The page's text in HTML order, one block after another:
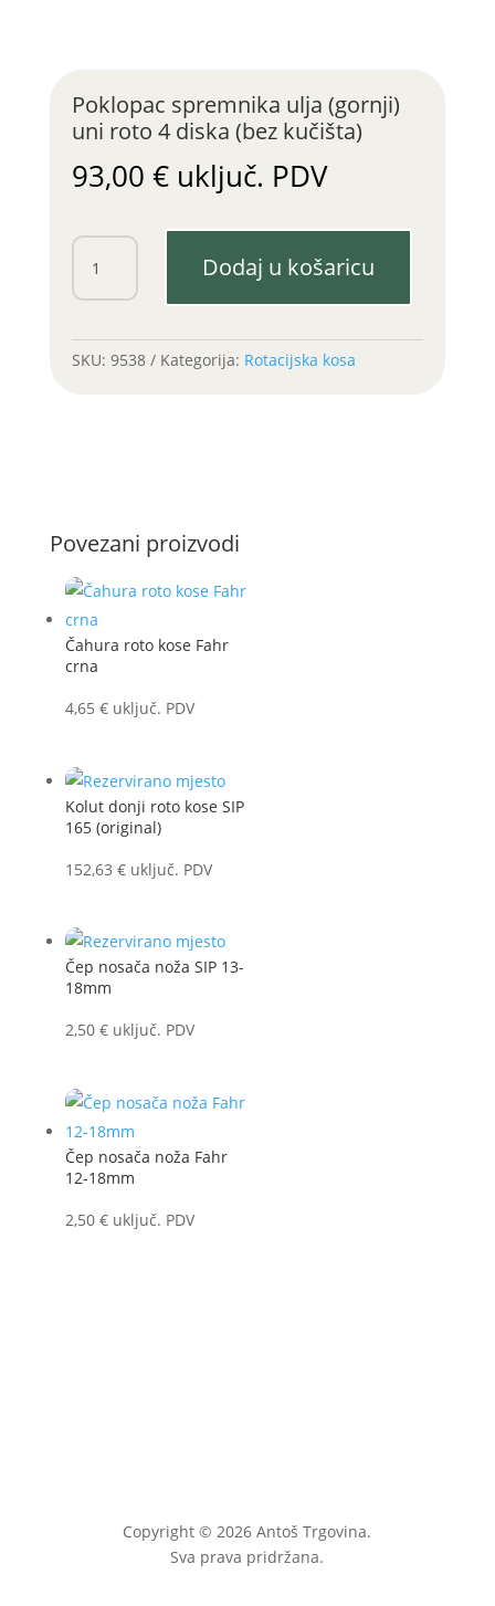
Poklopac spremnika ulja (gornji)
uni roto 4 diska (bez kučišta)
93,00 € uključ. PDV
Poklopac
spremnika
ulja
Dodaj u košaricu
SKU: 9538 Kategorija: Rotacijska kosa
Povezani proizvodi
Čahura roto kose Fahr
crna
4,65 € uključ. PDV
Kolut donji roto kose SIP
165 (original)
152,63 € uključ. PDV
Čep nosača noža SIP 13-
18mm
2,50 € uključ. PDV
Čep nosača noža Fahr
12-18mm
2,50 € uključ. PDV
Copyright © 2026 Antoš Trgovina.
Sva prava pridržana.